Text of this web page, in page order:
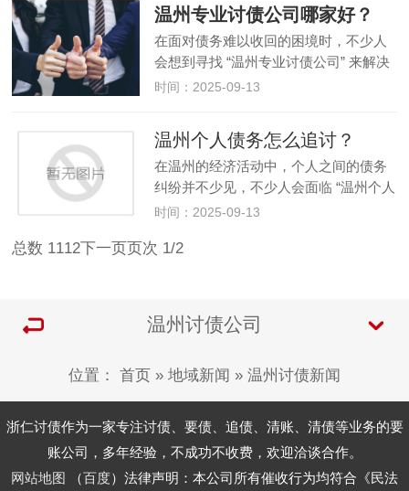
大的法律风险。温州…
温州专业讨债公司哪家好？
在面对债务难以收回的困境时，不少人
会想到寻找 “温州专业讨债公司” 来解决
问题，甚至直接询问 “温州专业讨债公司
业务，因此从法律和…
时间：2025-09-13
温州个人债务怎么追讨？
在温州的经济活动中，个人之间的债务
纠纷并不少见，不少人会面临 “温州个人
债务怎么追讨” 的困扰。面对欠款难以收
至关重要，而盲目依赖温州讨债公司等
时间：2025-09-13
总数 1112下一页页次 1/2
温州讨债公司
位置： 首页 » 地域新闻 » 温州讨债新闻
浙仁讨债作为一家专注讨债、要债、追债、清账、清债等业务的要
账公司，多年经验，不成功不收费，欢迎洽谈合作。
网站地图 （百度）法律声明：本公司所有催收行为均符合《民法